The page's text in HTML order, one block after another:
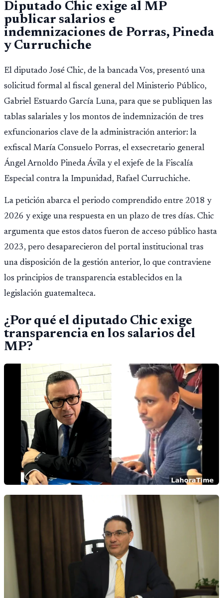
Diputado Chic exige al MP
publicar salarios e
indemnizaciones de Porras, Pineda
y Curruchiche
El diputado José Chic, de la bancada Vos, presentó una
solicitud formal al fiscal general del Ministerio Público,
Gabriel Estuardo García Luna, para que se publiquen las
tablas salariales y los montos de indemnización de tres
exfuncionarios clave de la administración anterior: la
exfiscal María Consuelo Porras, el exsecretario general
Ángel Arnoldo Pineda Ávila y el exjefe de la Fiscalía
Especial contra la Impunidad, Rafael Curruchiche.
La petición abarca el periodo comprendido entre 2018 y
2026 y exige una respuesta en un plazo de tres días. Chic
argumenta que estos datos fueron de acceso público hasta
2023, pero desaparecieron del portal institucional tras
una disposición de la gestión anterior, lo que contraviene
los principios de transparencia establecidos en la
legislación guatemalteca.
¿Por qué el diputado Chic exige
transparencia en los salarios del
MP?